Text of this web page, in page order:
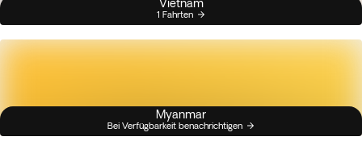
Vietnam
1 Fahrten
Myanmar
Bei Verfügbarkeit benachrichtigen